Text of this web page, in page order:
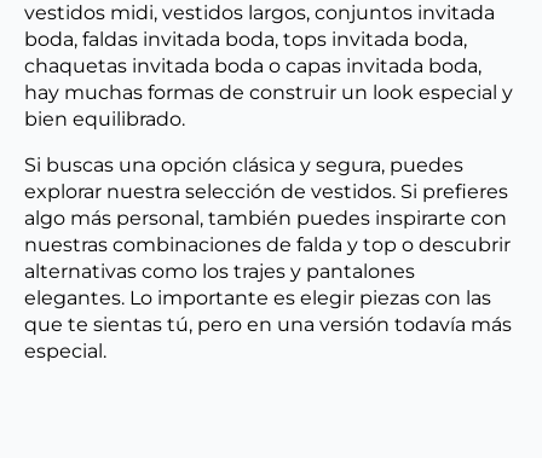
vestidos midi, vestidos largos, conjuntos invitada
boda, faldas invitada boda, tops invitada boda,
chaquetas invitada boda o capas invitada boda,
hay muchas formas de construir un look especial y
bien equilibrado.
Si buscas una opción clásica y segura, puedes
explorar nuestra selección de vestidos. Si prefieres
algo más personal, también puedes inspirarte con
nuestras combinaciones de falda y top o descubrir
alternativas como los trajes y pantalones
elegantes. Lo importante es elegir piezas con las
que te sientas tú, pero en una versión todavía más
especial.